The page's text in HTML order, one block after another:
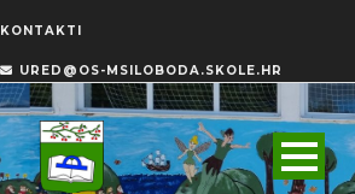
KONTAKTI
URED@OS-MSILOBODA.SKOLE.HR